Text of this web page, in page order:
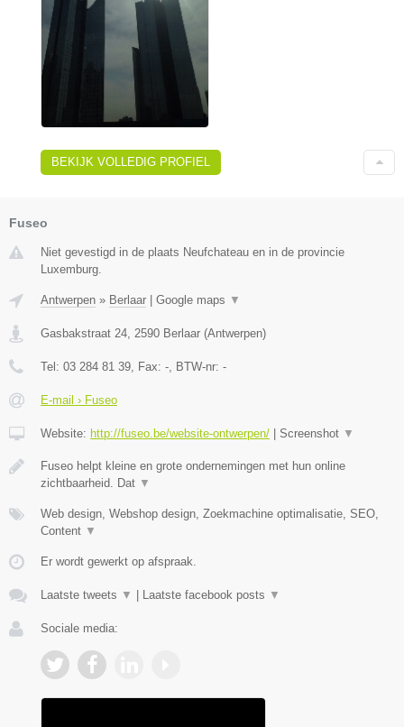
BEKIJK VOLLEDIG PROFIEL
Fuseo
Niet gevestigd in de plaats Neufchateau en in de provincie
Luxemburg.
Antwerpen » Berlaar Google maps ▼
Gasbakstraat 24, 2590 Berlaar (Antwerpen)
Tel: 03 284 81 39, Fax: -, BTW-nr: -
E-mail › Fuseo
Website: http://fuseo.be/website-ontwerpen/ Screenshot ▼
Fuseo helpt kleine en grote ondernemingen met hun online
zichtbaarheid. Dat ▼
Web design, Webshop design, Zoekmachine optimalisatie, SEO,
Content ▼
Er wordt gewerkt op afspraak.
Laatste tweets ▼ Laatste facebook posts ▼
Sociale media: